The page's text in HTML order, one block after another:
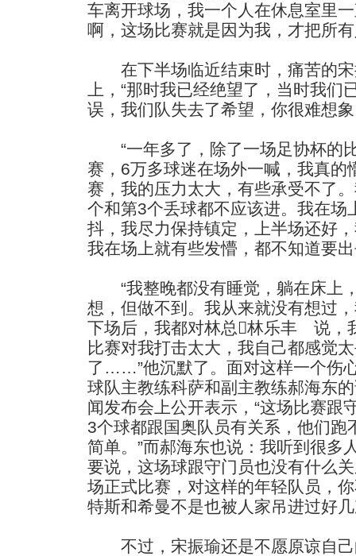
车离开球场，我一个人在休息室里
啊，这场比赛就是因为我，才把所
在下半场临近结束时，痛苦的宋
上，“那时我已经绝望了，当时我
误，我们队失去了希望，你很难想
“一年多了，除了一场足协杯的
赛，6万多球迷在场外一喊，我真的
赛，我的压力太大，有些承受不了
个和第3个丢球都不应该进。我在场
抖，我尽力保持镇定，上半场还好
我在场上就有些发懵，都不知道要
“我整晚都没有睡觉，躺在床上
想，但做不到。我从来就没有想过
下场后，我都对林总林乐丰 说，
比赛对我打击太大，我自己都感觉
了……”他沉默了。面对这样一个伤
球队主教练科萨和副主教练郝海东
闻发布会上公开表示，“这场比赛跟
3个球都跟国奥队员有关系，他们跑
简单。”而郝海东也说：我听到很多
要说，这场球跟守门员也没有什么
场正式比赛，对这样的年轻队员，
特斯和希曼不是也被人家吊进过好
不过，宋振瑜还是不愿原谅自己